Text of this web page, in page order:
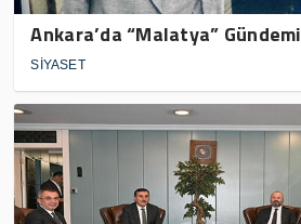
Ankara’da “Malatya” Gündemi
SİYASET